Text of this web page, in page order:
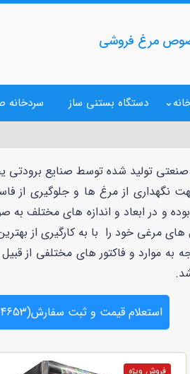
مرغ فروشی
دستگاه بستنی ساز سردخانه
تولید شده توسط صنایع
نگهداری از مرغ ها و جلوگیری
و در ابعاد و اندازه های مختلف
مرغی خود را با به کارگیری از
موارد و فاکتور های مختلفی از
استعلام قیمت و ثبت سفارش(09128464653)